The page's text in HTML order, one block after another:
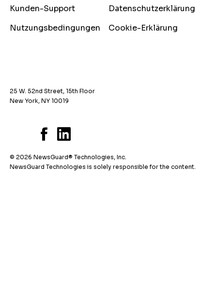
Kunden-Support
Datenschutzerklärung
Nutzungsbedingungen
Cookie-Erklärung
25 W. 52nd Street, 15th Floor
New York, NY 10019
© 2026 NewsGuard® Technologies, Inc.
NewsGuard Technologies is solely responsible for the content.